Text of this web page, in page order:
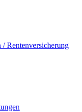
/ Rentenversicherung